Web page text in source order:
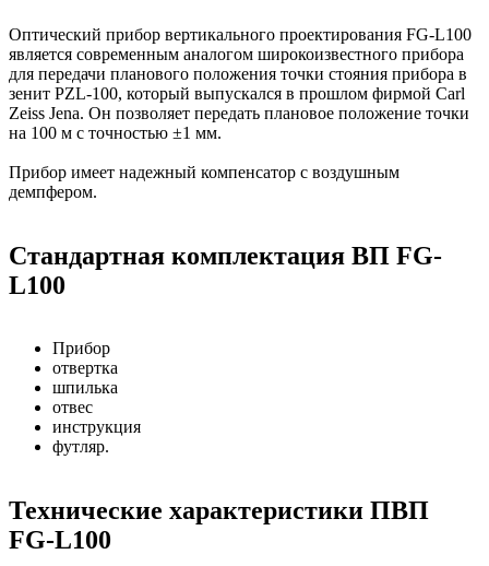
Оптический прибор вертикального проектирования FG-L100
является современным аналогом широкоизвестного прибора
для передачи планового положения точки стояния прибора в
зенит PZL-100, который выпускался в прошлом фирмой Carl
Zeiss Jena. Он позволяет передать плановое положение точки
на 100 м с точностью ±1 мм.
Прибор имеет надежный компенсатор с воздушным
демпфером.
Стандартная комплектация ВП FG-
L100
Прибор
отвертка
шпилька
отвес
инструкция
футляр.
Технические характеристики ПВП
FG-L100